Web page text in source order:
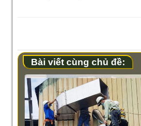
Bài viết cùng chủ đề: